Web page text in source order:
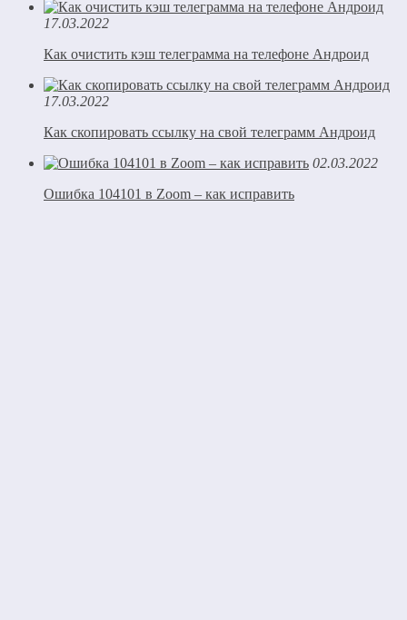
17.03.2022
Как очистить кэш телеграмма на телефоне Андроид
17.03.2022
Как скопировать ссылку на свой телеграмм Андроид
02.03.2022
Ошибка 104101 в Zoom – как исправить